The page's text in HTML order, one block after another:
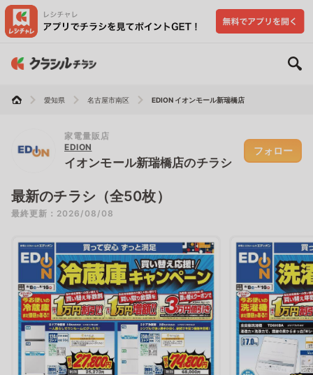
愛知県 名古屋市南区 EDION イオンモール新瑞橋店
家電量販店
EDION
イオンモール新瑞橋店のチラシ
フォロー
最新のチラシ（全50枚）
最終更新：2026/08/08